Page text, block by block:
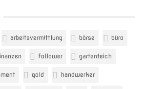
arbeitsvermittlung börse büro
follower gartenteich
gold handwerker